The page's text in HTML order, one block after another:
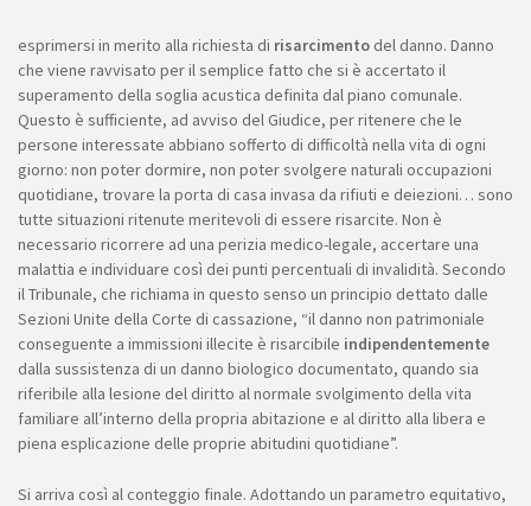
esprimersi in merito alla richiesta di risarcimento del danno. Danno
che viene ravvisato per il semplice fatto che si è accertato il
superamento della soglia acustica definita dal piano comunale.
Questo è sufficiente, ad avviso del Giudice, per ritenere che le
persone interessate abbiano sofferto di difficoltà nella vita di ogni
giorno: non poter dormire, non poter svolgere naturali occupazioni
quotidiane, trovare la porta di casa invasa da rifiuti e deiezioni… sono
tutte situazioni ritenute meritevoli di essere risarcite. Non è
necessario ricorrere ad una perizia medico-legale, accertare una
malattia e individuare così dei punti percentuali di invalidità. Secondo
il Tribunale, che richiama in questo senso un principio dettato dalle
Sezioni Unite della Corte di cassazione, “il danno non patrimoniale
conseguente a immissioni illecite è risarcibile indipendentemente
dalla sussistenza di un danno biologico documentato, quando sia
riferibile alla lesione del diritto al normale svolgimento della vita
familiare all’interno della propria abitazione e al diritto alla libera e
piena esplicazione delle proprie abitudini quotidiane”.
Si arriva così al conteggio finale. Adottando un parametro equitativo,